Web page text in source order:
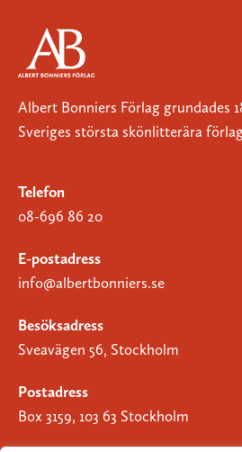
Albert Bonniers Förlag grundades
Sveriges största skönlitterära
Telefon
08-696 86 20
E-postadress
info@albertbonniers.se
Besöksadress
Sveavägen 56, Stockholm
Postadress
Box 3159, 103 63 Stockholm